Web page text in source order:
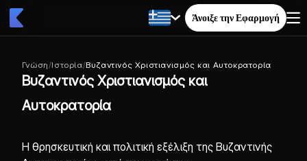
Άνοιξε την Εφαρμογή
Γνώση/Ιστορία/Βυζαντινός Χριστιανισμός και Αυτοκρατορία
Βυζαντινός Χριστιανισμός και
Αυτοκρατορία
Η θρησκευτική και πολιτική εξέλιξη της Βυζαντινής